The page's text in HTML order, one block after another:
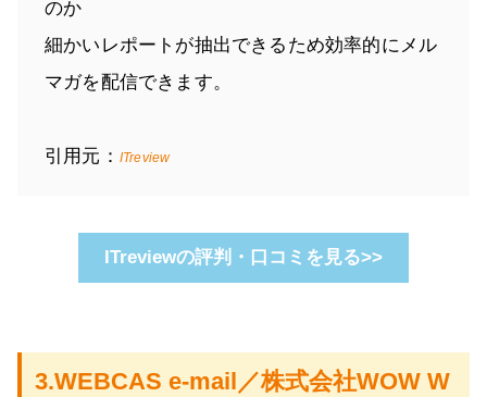
のか
細かいレポートが抽出できるため効率的にメル
マガを配信できます。
引用元： ITreview
ITreviewの評判・口コミを見る>>
3.WEBCAS e-mail／株式会社WOW W